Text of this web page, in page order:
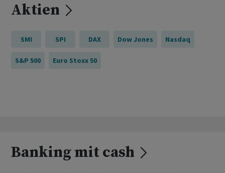
Aktien
SMI SPI DAX Dow Jones Nasdaq
S&P 500 Euro Stoxx 50
Banking mit cash